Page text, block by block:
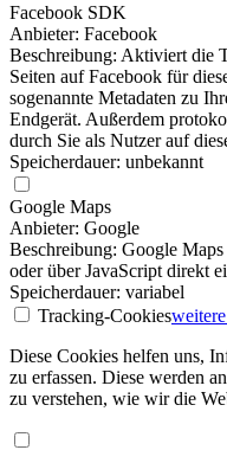
Facebook SDK
Anbieter: Facebook
Beschreibung: Aktiviert die
Seiten auf Facebook für
sogenannte Metadaten zu
Endgerät. Außerdem
durch Sie als Nutzer auf
Speicherdauer: unbekannt
Google Maps
Anbieter: Google
Beschreibung: Google
oder über JavaScript direkt
Speicherdauer: variabel
Tracking-Cookies
Diese Cookies helfen uns,
zu erfassen. Diese werden
zu verstehen, wie wir die